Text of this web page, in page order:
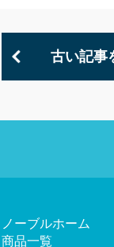
古い記事
ノーブルホーム
商品一覧